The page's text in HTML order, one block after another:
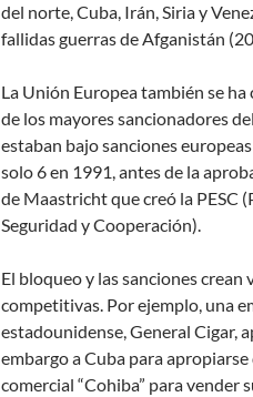
del norte, Cuba, Irán, Siria y
fallidas guerras de Afganistán
La Unión Europea también se
de los mayores sancionadores
estaban bajo sanciones
solo 6 en 1991, antes de la
de Maastricht que creó la PESC
Seguridad y Cooperación).
El bloqueo y las sanciones crean
competitivas. Por ejemplo, una
estadounidense, General Cigar,
embargo a Cuba para
comercial “Cohiba” para vender